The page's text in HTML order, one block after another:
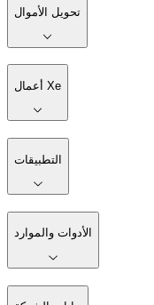
تحويل الأموال
أعمال Xe
التطبيقات
الأدوات والموارد